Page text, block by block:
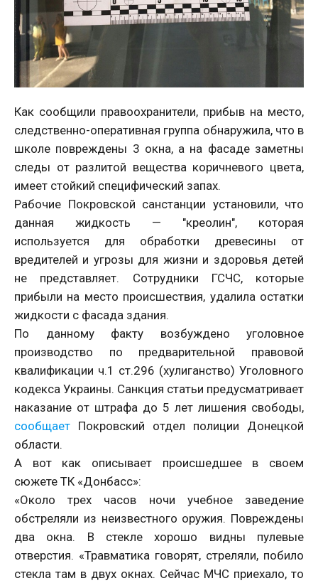
Как сообщили правоохранители, прибыв на место,
следственно-оперативная группа обнаружила, что в
школе повреждены 3 окна, а на фасаде заметны
следы от разлитой вещества коричневого цвета,
имеет стойкий специфический запах.
Рабочие Покровской санстанции установили, что
данная жидкость — "креолин", которая
используется для обработки древесины от
вредителей и угрозы для жизни и здоровья детей
не представляет. Сотрудники ГСЧС, которые
прибыли на место происшествия, удалила остатки
жидкости с фасада здания.
По данному факту возбуждено уголовное
производство по предварительной правовой
квалификации ч.1 ст.296 (хулиганство) Уголовного
кодекса Украины. Санкция статьи предусматривает
наказание от штрафа до 5 лет лишения свободы,
сообщает Покровский отдел полиции Донецкой
области.
А вот как описывает происшедшее в своем
сюжете ТК «Донбасс»:
«Около трех часов ночи учебное заведение
обстреляли из неизвестного оружия. Повреждены
два окна. В стекле хорошо видны пулевые
отверстия. «Травматика говорят, стреляли, побило
стекла там в двух окнах. Сейчас МЧС приехало, то